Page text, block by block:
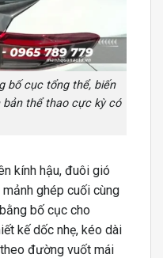
bố cục tổng thể, biến
thể thao cực kỳ có
kính hậu, đuôi gió
ghép cuối cùng
bố cục cho
kế dốc nhẹ, kéo dài
đường vuốt mái